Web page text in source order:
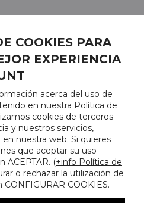
COOKIES PARA
EXPERIENCIA
acerca del uso de
en nuestra Política de
cookies de terceros
y nuestros servicios,
nuestra web. Si quieres
que aceptar su uso
ACEPTAR. (+info Política de
o rechazar la utilización de
COOKIES.